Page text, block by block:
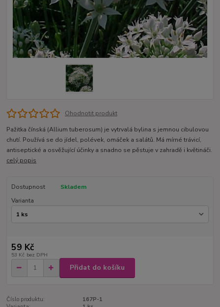
Ohodnotit produkt
Pažitka čínská (Allium tuberosum) je vytrvalá bylina s jemnou cibulovou
chutí. Používá se do jídel, polévek, omáček a salátů. Má mírné trávicí,
antiseptické a osvěžující účinky a snadno se pěstuje v zahradě i květináči.
celý popis
Dostupnost
Skladem
Varianta
59 Kč
53 Kč bez DPH
Přidat do košíku
Číslo produktu:
167P-1